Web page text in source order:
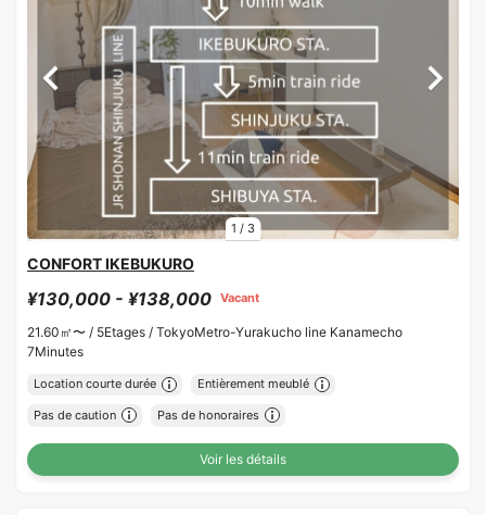
1 / 3
CONFORT IKEBUKURO
¥130,000 - ¥138,000 Vacant
21.60㎡〜 / 5Etages / TokyoMetro-Yurakucho line Kanamecho
7Minutes
Location courte durée Entièrement meublé
Pas de caution Pas de honoraires
Voir les détails